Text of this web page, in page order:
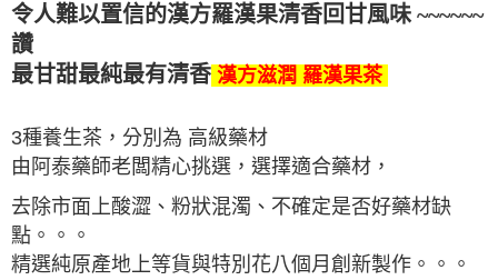
令人難以置信的漢方羅漢果清香回甘風味 ~~~~~~
讚
最甘甜最純最有清香 漢方滋潤 羅漢果茶
3種養生茶，分別為 高級藥材
由阿泰藥師老闆精心挑選，選擇適合藥材，
去除市面上酸澀、粉狀混濁、不確定是否好藥材缺
點。。。
精選純原產地上等貨與特別花八個月創新製作。。。